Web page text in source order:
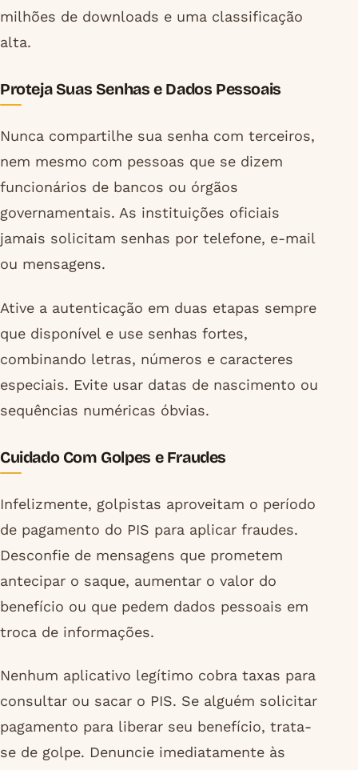
milhões de downloads e uma classificação
alta.
Proteja Suas Senhas e Dados Pessoais
Nunca compartilhe sua senha com terceiros,
nem mesmo com pessoas que se dizem
funcionários de bancos ou órgãos
governamentais. As instituições oficiais
jamais solicitam senhas por telefone, e-mail
ou mensagens.
Ative a autenticação em duas etapas sempre
que disponível e use senhas fortes,
combinando letras, números e caracteres
especiais. Evite usar datas de nascimento ou
sequências numéricas óbvias.
Cuidado Com Golpes e Fraudes
Infelizmente, golpistas aproveitam o período
de pagamento do PIS para aplicar fraudes.
Desconfie de mensagens que prometem
antecipar o saque, aumentar o valor do
benefício ou que pedem dados pessoais em
troca de informações.
Nenhum aplicativo legítimo cobra taxas para
consultar ou sacar o PIS. Se alguém solicitar
pagamento para liberar seu benefício, trata-
se de golpe. Denuncie imediatamente às